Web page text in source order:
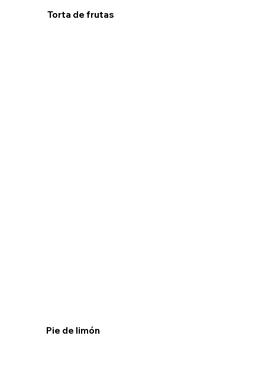
Torta de frutas
Pie de limón